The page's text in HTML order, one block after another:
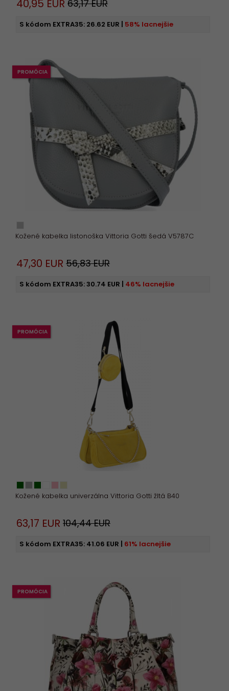
40,95 EUR 63,17 EUR
S kódom EXTRA35: 26.62 EUR 58% lacnejšie
Kožené kabelka listonoška Vittoria Gotti šedá V5787C
PROMÓCIA
47,30 EUR 56,83 EUR
S kódom EXTRA35:30.74 EUR 46% lacnejšie
Kožené kabelka univerzálna Vittoria Gotti žltá B40
PROMÓCIA
63,17 EUR 104,44 EUR
S kódom EXTRA35: 41.06 EUR 61% lacnejšie
PROMÓCIA